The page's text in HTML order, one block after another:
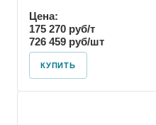
Цена:
175 270 руб/т
726 459 руб/шт
КУПИТЬ